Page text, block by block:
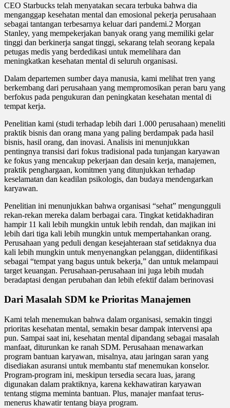
CEO Starbucks telah menyatakan secara terbuka bahwa dia
menganggap kesehatan mental dan emosional pekerja perusahaan
sebagai tantangan terbesarnya keluar dari pandemi.2 Morgan
Stanley, yang mempekerjakan banyak orang yang memiliki gelar
tinggi dan berkinerja sangat tinggi, sekarang telah seorang kepala
petugas medis yang berdedikasi untuk memelihara dan
meningkatkan kesehatan mental di seluruh organisasi.
Dalam departemen sumber daya manusia, kami melihat tren yang
berkembang dari perusahaan yang mempromosikan peran baru yang
berfokus pada pengukuran dan peningkatan kesehatan mental di
tempat kerja.
Penelitian kami (studi terhadap lebih dari 1.000 perusahaan) meneliti
praktik bisnis dan orang mana yang paling berdampak pada hasil
bisnis, hasil orang, dan inovasi. Analisis ini menunjukkan
pentingnya transisi dari fokus tradisional pada tunjangan karyawan
ke fokus yang mencakup pekerjaan dan desain kerja, manajemen,
praktik penghargaan, komitmen yang ditunjukkan terhadap
keselamatan dan keadilan psikologis, dan budaya mendengarkan
karyawan.
Penelitian ini menunjukkan bahwa organisasi “sehat” mengungguli
rekan-rekan mereka dalam berbagai cara. Tingkat ketidakhadiran
hampir 11 kali lebih mungkin untuk lebih rendah, dan majikan ini
lebih dari tiga kali lebih mungkin untuk mempertahankan orang.
Perusahaan yang peduli dengan kesejahteraan staf setidaknya dua
kali lebih mungkin untuk menyenangkan pelanggan, diidentifikasi
sebagai “tempat yang bagus untuk bekerja,” dan untuk melampaui
target keuangan. Perusahaan-perusahaan ini juga lebih mudah
beradaptasi dengan perubahan dan lebih efektif dalam berinovasi
Dari Masalah SDM ke Prioritas Manajemen
Kami telah menemukan bahwa dalam organisasi, semakin tinggi
prioritas kesehatan mental, semakin besar dampak intervensi apa
pun. Sampai saat ini, kesehatan mental dipandang sebagai masalah
manfaat, diturunkan ke ranah SDM. Perusahaan menawarkan
program bantuan karyawan, misalnya, atau jaringan saran yang
disediakan asuransi untuk membantu staf menemukan konselor.
Program-program ini, meskipun tersedia secara luas, jarang
digunakan dalam praktiknya, karena kekhawatiran karyawan
tentang stigma meminta bantuan. Plus, manajer manfaat terus-
menerus khawatir tentang biaya program.